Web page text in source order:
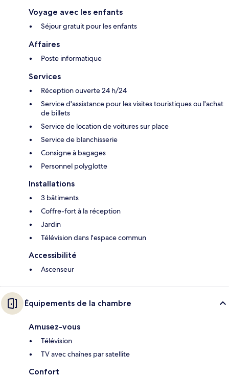
Voyage avec les enfants
Séjour gratuit pour les enfants
Affaires
Poste informatique
Services
Réception ouverte 24 h/24
Service d'assistance pour les visites touristiques ou l'achat
de billets
Service de location de voitures sur place
Service de blanchisserie
Consigne à bagages
Personnel polyglotte
Installations
3 bâtiments
Coffre-fort à la réception
Jardin
Télévision dans l'espace commun
Accessibilité
Ascenseur
Équipements de la chambre
Amusez-vous
Télévision
TV avec chaînes par satellite
Confort